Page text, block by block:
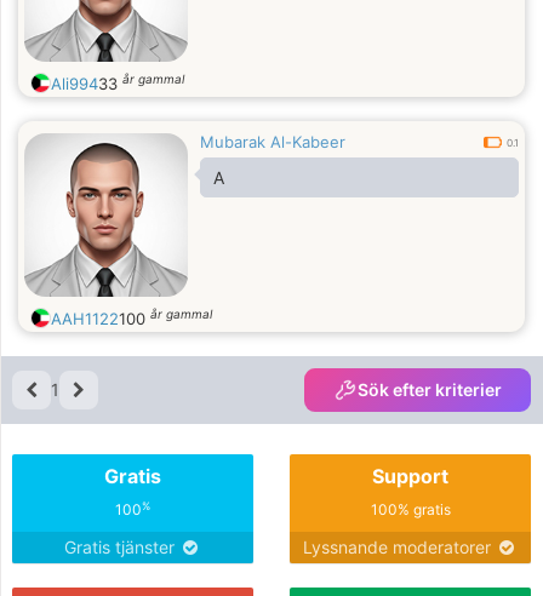
Ali99433 år gammal
Mubarak Al-Kabeer 0.1
A
AAH1122100 år gammal
1 Sök efter kriterier
Gratis
100%
Gratis tjänster
Support
100% gratis
Lyssnande moderatorer